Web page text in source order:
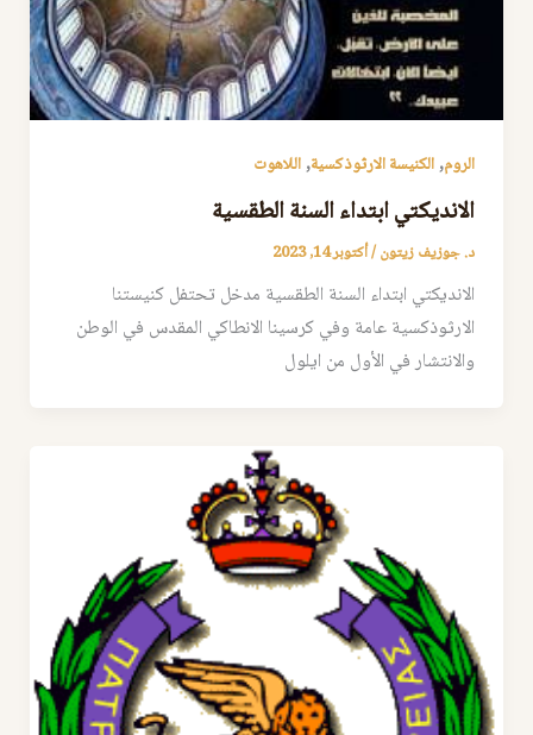
الروم,الكنيسة الارثوذكسية,اللاهوت
الانديكتي ابتداء السنة الطقسية
د. جوزيف زيتون/أكتوبر 14, 2023
الانديكتي ابتداء السنة الطقسية مدخل تحتفل كنيستنا
الارثوذكسية عامة وفي كرسينا الانطاكي المقدس في الوطن
والانتشار في الأول من ايلول